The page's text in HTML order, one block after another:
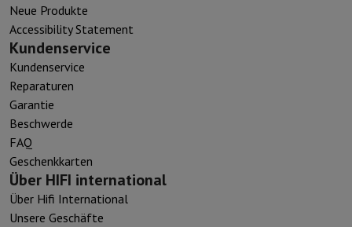
Neue Produkte
Accessibility Statement
Kundenservice
Kundenservice
Reparaturen
Garantie
Beschwerde
FAQ
Geschenkkarten
Über HIFI international
Über Hifi International
Unsere Geschäfte